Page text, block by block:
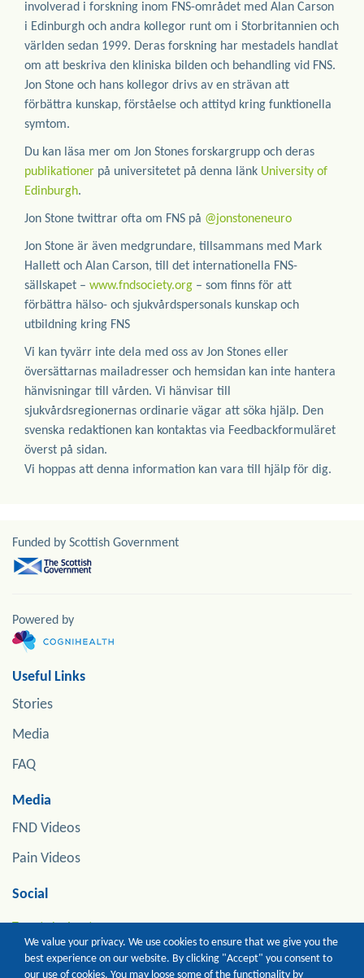
involverad i forskning inom FNS-området med Alan Carson
i Edinburgh och andra kollegor runt om i Storbritannien och
världen sedan 1999. Deras forskning har mestadels handlat
om att beskriva den kliniska bilden och behandling vid FNS.
Jon Stone och hans kollegor drivs av en strävan att
förbättra kunskap, förståelse och attityd kring funktionella
symtom.
Du kan läsa mer om Jon Stones forskargrupp och deras
publikationer på universitetet på denna länk University of
Edinburgh.
Jon Stone twittrar ofta om FNS på @jonstoneneuro
Jon Stone är även medgrundare, tillsammans med Mark
Hallett och Alan Carson, till det internationella FNS-
sällskapet – www.fndsociety.org – som finns för att
förbättra hälso- och sjukvårdspersonals kunskap och
utbildning kring FNS
Vi kan tyvärr inte dela med oss av Jon Stones eller
översättarnas mailadresser och hemsidan kan inte hantera
hänvisningar till vården. Vi hänvisar till
sjukvårdsregionernas ordinarie vägar att söka hjälp. Den
svenska redaktionen kan kontaktas via Feedbackformuläret
överst på sidan.
Vi hoppas att denna information kan vara till hjälp för dig.
We value your privacy. We use cookies to ensure that we give you the
best experience on our website. By clicking "Accept" you consent to
our use of cookies. You may loose some of the functionality by
Funded by Scottish Government
Powered by
Useful Links
Stories
Media
FAQ
Media
FND Videos
Pain Videos
Social